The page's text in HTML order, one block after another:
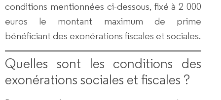
conditions mentionnées ci-dessous, fixé à 2 000
euros le montant maximum de prime
bénéficiant des exonérations fiscales et sociales.
Quelles sont les conditions des
exonérations sociales et fiscales ?